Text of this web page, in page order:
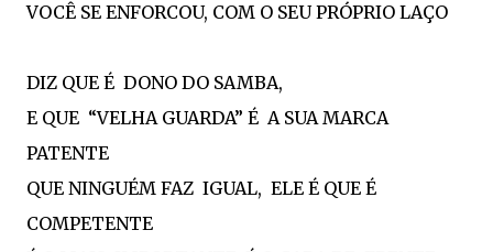
VOCÊ SE ENFORCOU, COM O SEU PRÓPRIO LAÇO
DIZ QUE É DONO DO SAMBA,
E QUE “VELHA GUARDA” É A SUA MARCA
PATENTE
QUE NINGUÉM FAZ IGUAL, ELE É QUE É
COMPETENTE